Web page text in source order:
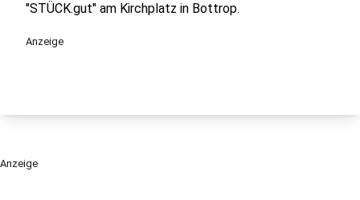
"STÜCK.gut" am Kirchplatz in Bottrop.
Anzeige
Anzeige